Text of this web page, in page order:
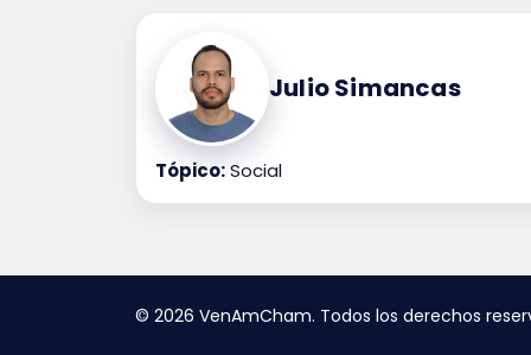
Julio Simancas
Tópico:Social
© 2026 VenAmCham. Todos los derechos